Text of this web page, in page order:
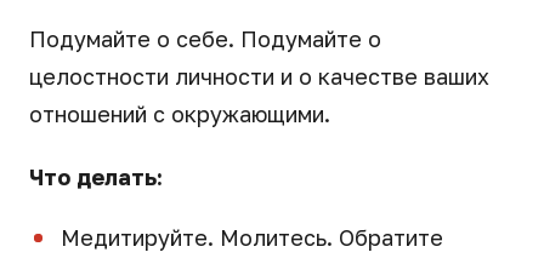
Подумайте о себе. Подумайте о
целостности личности и о качестве ваших
отношений с окружающими.
Что делать:
Медитируйте. Молитесь. Обратите